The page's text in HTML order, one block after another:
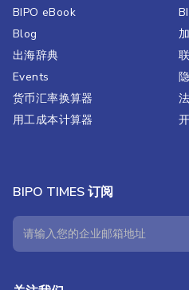
BIPO eBook
Blog
出海辞典
Events
货币汇率换算器
用工成本计算器
BIPO TIMES 订阅